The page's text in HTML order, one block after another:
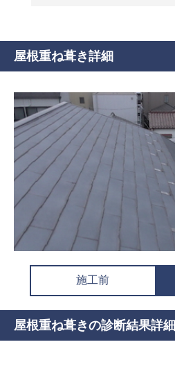
屋根重ね葺き詳細
施工前
屋根重ね葺きの診断結果詳細